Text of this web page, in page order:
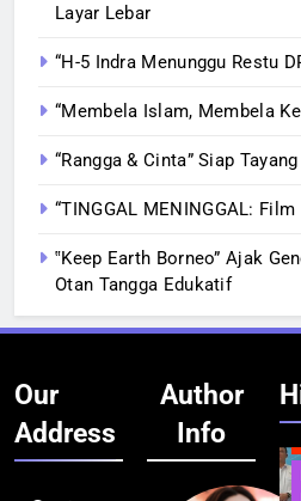
Layar Lebar
“H-5 Indra Menunggu Restu
“Membela Islam, Membela
“Rangga & Cinta” Siap
“TINGGAL MENINGGAL:
‟Keep Earth Borneo” Ajak
Otan Tangga Edukatif
Our
Address
Author
Info
BERITA
BERITA